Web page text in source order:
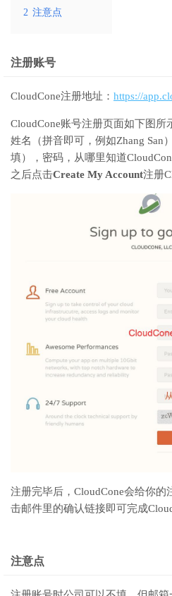
2 注意点
注册账号
CloudCone注册地址： https://
CloudCone账号注册页面如下图
姓名（拼音即可，例如Zhang San
填），密码，从哪里知道
之后点击Create My Account注册
注册完毕后，CloudCone会给你
击邮件里的确认链接即可完成
注意点